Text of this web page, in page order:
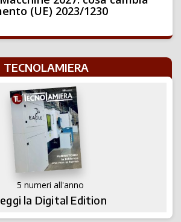
(UE) 2023/1230
TECNOLAMIERA
5 numeri all'anno
la Digital Edition